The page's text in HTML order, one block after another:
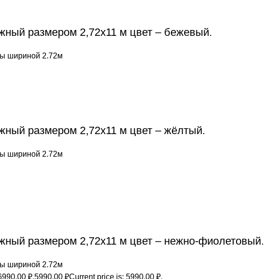
размером 2,72х11 м цвет – бежевый.
шириной 2.72м
размером 2,72х11 м цвет – жёлтый.
шириной 2.72м
размером 2,72х11 м цвет – нежно-фиолетовый.
шириной 2.72м
₽.5990,00 ₽Current price is: 5990,00 ₽.